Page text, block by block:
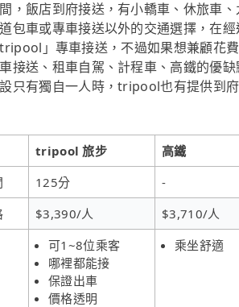
，飯店到府接送，有小轎車、休旅車
包車或專車接送以外的交通選擇，在
」專車接送，不過如果想兼顧花
接送、租車自駕、計程車、高鐵的優
只有獨自一人時，tripool也有提供到
tripool 旅步 高鐵
125分 -
$3,390/人 $3,710/人
可1~8位乘客
哪裡都能接
保證出車
價格透明
乘坐舒適